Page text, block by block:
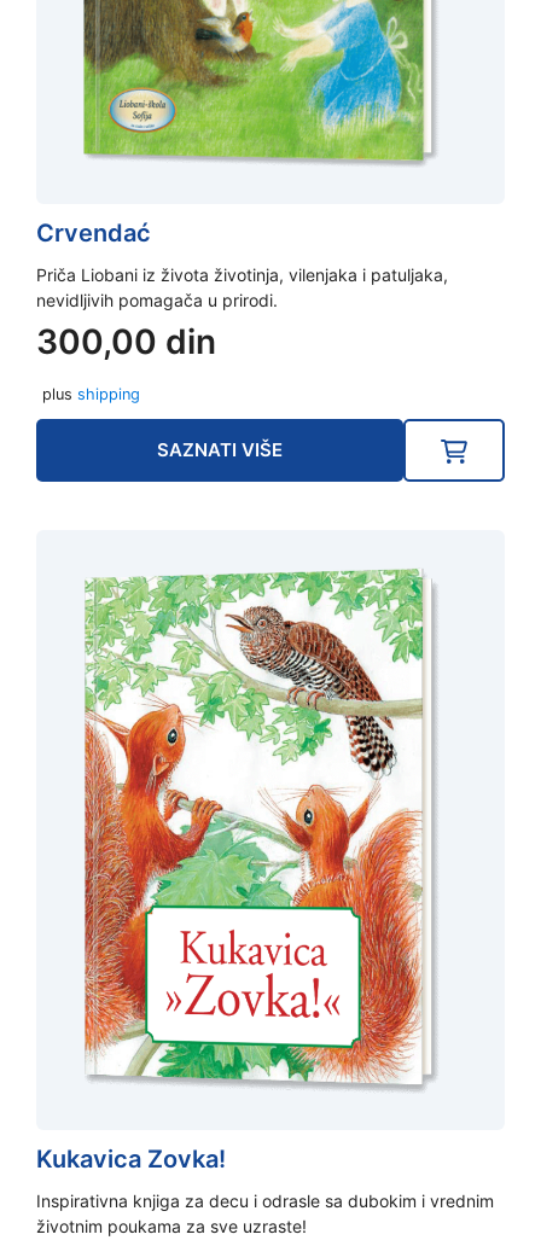
Crvendać
Priča Liobani iz života životinja, vilenjaka i patuljaka,
nevidljivih pomagača u prirodi.
300,00 din
plus shipping
SAZNATI VIŠE
Kukavica Zovka!
Inspirativna knjiga za decu i odrasle sa dubokim i vrednim
životnim poukama za sve uzraste!